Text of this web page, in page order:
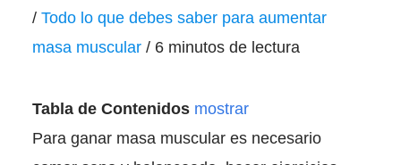
/ Todo lo que debes saber para aumentar
masa muscular / 6 minutos de lectura
Tabla de Contenidos mostrar
Para ganar masa muscular es necesario